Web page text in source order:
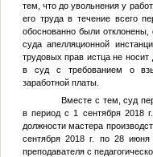
тем, что до увольнения у
его труда в течение всего
обоснованно были отклонены,
суда апелляционной
трудовых прав истца не носит
в суд с требованием о
заработной платы.
Вместе с тем, суд
в период с 1 сентября 2018
должности мастера
сентября 2018 г. по 28 июня
преподавателя с